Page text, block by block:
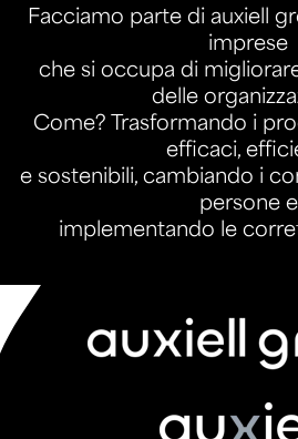
Facciamo parte di auxiell
imprese
che si occupa di
delle
Come? Trasformando i
efficaci,
e sostenibili, cambiando i
persone e
implementando le